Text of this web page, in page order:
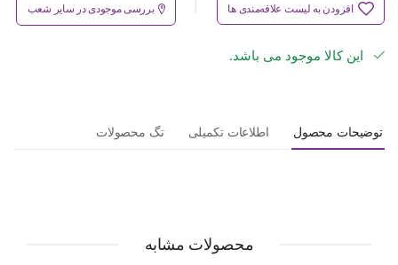
افزودن به لیست علاقه‌مندی ها بررسی موجودی در سایر شعب
این کالا موجود می باشد.
توضیحات محصول اطلاعات تکمیلی تگ محصولات
محصولات مشابه